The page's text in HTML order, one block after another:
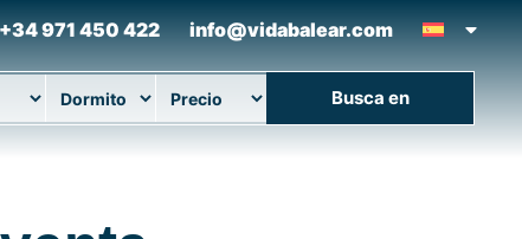
+34 971 450 422 info@vidabalear.com
Camas Precio máximo Busca en